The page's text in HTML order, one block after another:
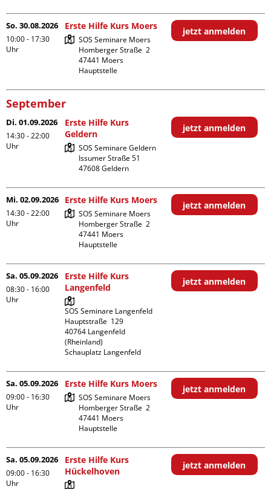
So. 30.08.2026
10:00 - 17:30
Uhr
Erste Hilfe Kurs Moers
SOS Seminare Moers
Homberger Straße  2
47441 Moers
Hauptstelle
jetzt anmelden
September
Di. 01.09.2026
14:30 - 22:00
Uhr
Erste Hilfe Kurs
Geldern
SOS Seminare Geldern
Issumer Straße 51
jetzt anmelden
Mi. 02.09.2026
14:30 - 22:00
Uhr
Erste Hilfe Kurs Moers
SOS Seminare Moers
Homberger Straße  2
47441 Moers
Hauptstelle
jetzt anmelden
Sa. 05.09.2026
08:30 - 16:00
Uhr
Erste Hilfe Kurs
Langenfeld
SOS Seminare Langenfeld
Hauptstraße  129
40764 Langenfeld
(Rheinland)
Schauplatz Langenfeld
jetzt anmelden
Sa. 05.09.2026
09:00 - 16:30
Uhr
Erste Hilfe Kurs Moers
SOS Seminare Moers
Homberger Straße  2
47441 Moers
Hauptstelle
jetzt anmelden
Sa. 05.09.2026
09:00 - 16:30
Uhr
Erste Hilfe Kurs
Hückelhoven
jetzt anmelden